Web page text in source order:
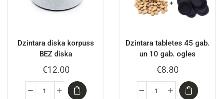
Dzintara diska korpuss
BEZ diska
€12.00
Dzintara tabletes 45 gab.
un 10 gab. ogles
€8.80